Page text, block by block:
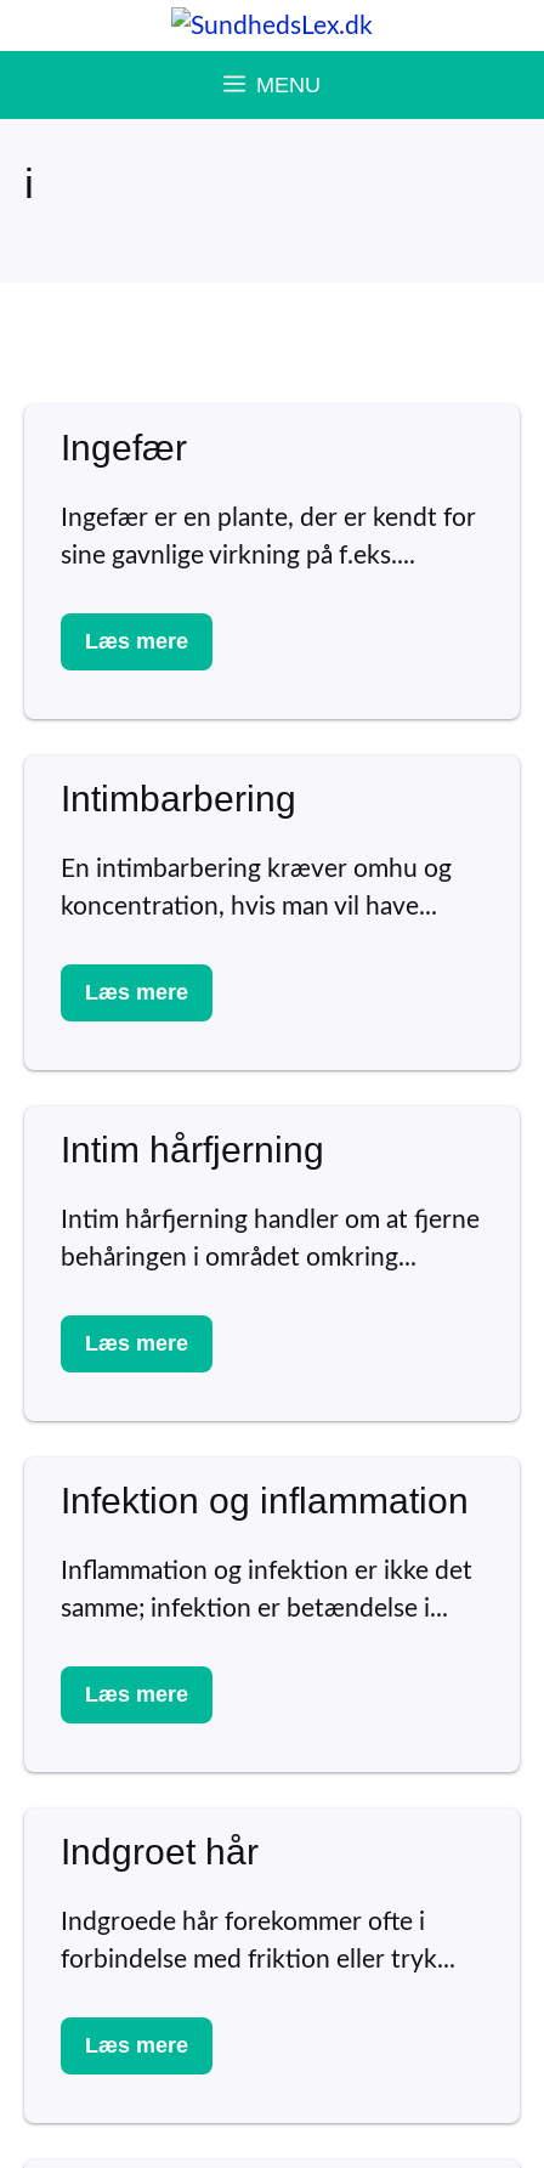
til
MENU
i
Ingefær
Ingefær er en plante, der er kendt for
sine gavnlige virkning på f.eks....
Læs mere
Intimbarbering
En intimbarbering kræver omhu og
koncentration, hvis man vil have...
Læs mere
Intim hårfjerning
Intim hårfjerning handler om at fjerne
behåringen i området omkring...
Læs mere
Infektion og inflammation
Inflammation og infektion er ikke det
samme; infektion er betændelse i...
Læs mere
Indgroet hår
Indgroede hår forekommer ofte i
forbindelse med friktion eller tryk...
Læs mere